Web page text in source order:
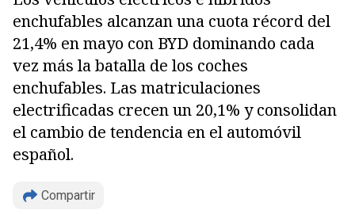
enchufables alcanzan una cuota récord del
21,4% en mayo con BYD dominando cada
vez más la batalla de los coches
enchufables. Las matriculaciones
electrificadas crecen un 20,1% y consolidan
el cambio de tendencia en el automóvil
español.
Compartir